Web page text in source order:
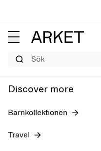
Discover more
Barnkollektionen
Travel